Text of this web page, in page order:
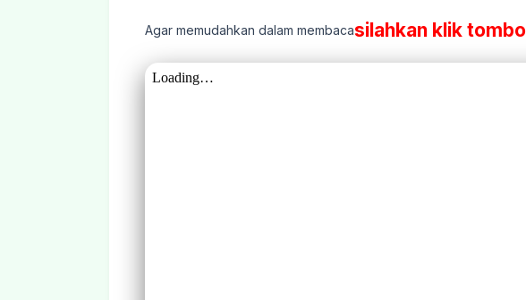
Agar memudahkan dalam membacasilahkan klik tombol